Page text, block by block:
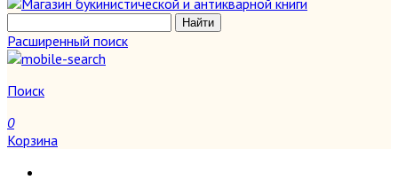
Расширенный поиск
Поиск
0
Корзина